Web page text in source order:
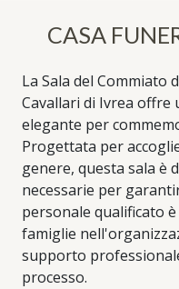
CASA
La Sala del Commiato
Cavallari di Ivrea offre
elegante per
Progettata per
genere, questa sala è
necessarie per
personale qualificato
famiglie
supporto
processo.